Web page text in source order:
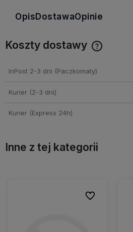
Opis DostawaOpinie
Koszty dostawy
InPost 2-3 dni (Paczkomaty)
Kurier (2-3 dni)
Kurier (Express 24h)
Inne z tej kategorii
Do ulubionych
Do ulubionych